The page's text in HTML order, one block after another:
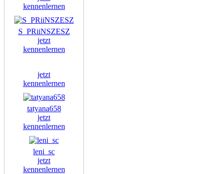
kennenlernen
S_PRiiNSZESZ
jetzt
kennenlernen
jetzt
kennenlernen
tatyana658
jetzt
kennenlernen
leni_sc
jetzt
kennenlernen